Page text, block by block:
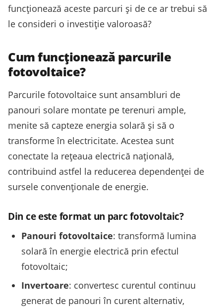
funcționează aceste parcuri și de ce ar trebui să
le consideri o investiție valoroasă?
Cum funcționează parcurile
fotovoltaice?
Parcurile fotovoltaice sunt ansambluri de
panouri solare montate pe terenuri ample,
menite să capteze energia solară și să o
transforme în electricitate. Acestea sunt
conectate la rețeaua electrică națională,
contribuind astfel la reducerea dependenței de
sursele convenționale de energie.
Din ce este format un parc fotovoltaic?
Panouri fotovoltaice: transformă lumina
solară în energie electrică prin efectul
fotovoltaic;
Invertoare: convertesc curentul continuu
generat de panouri în curent alternativ,